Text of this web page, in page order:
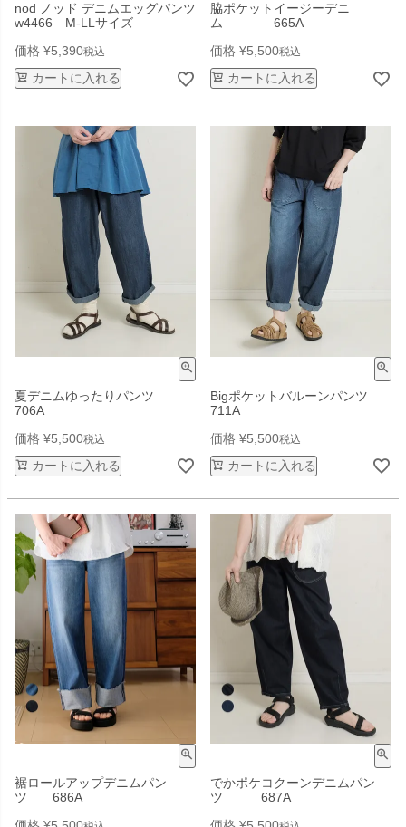
nod ノッド デニムエッグパンツ
w4466 M-LLサイズ
価格 ¥5,390税込
カートに入れる
脇ポケットイージーデニ
ム 665A
価格 ¥5,500税込
カートに入れる
夏デニムゆったりパンツ
706A
価格 ¥5,500税込
カートに入れる
Bigポケットバルーンパンツ
711A
価格 ¥5,500税込
カートに入れる
裾ロールアップデニムパン
ツ 686A
でかポケコクーンデニムパン
ツ 687A